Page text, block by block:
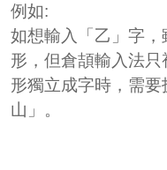
例如:
如想輸入「乙」字
形，但倉頡輸入法
形獨立成字時，需
山」。